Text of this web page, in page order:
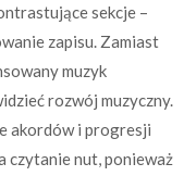
sekcje –
zapisu. Zamiast
muzyk
rozwój muzyczny.
akordów i progresji
czytanie nut, ponieważ